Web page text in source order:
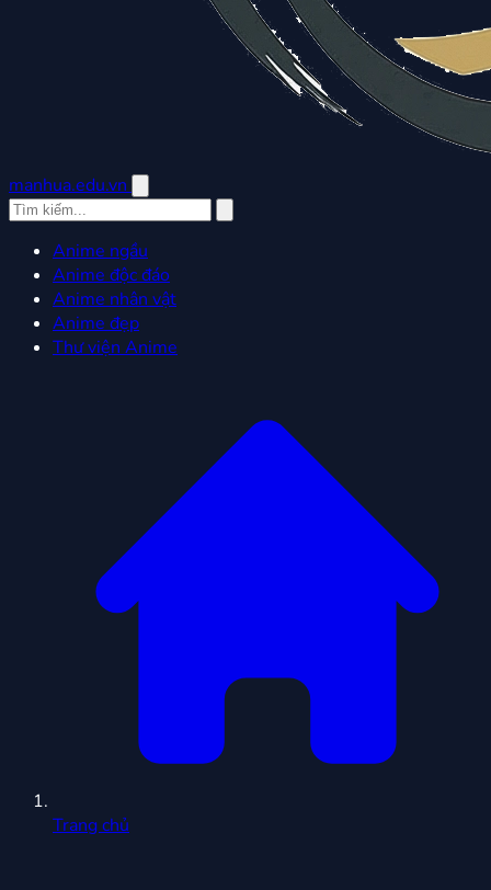
manhua.edu.vn
Anime ngầu
Anime độc đáo
Anime nhân vật
Anime đẹp
Thư viện Anime
Trang chủ